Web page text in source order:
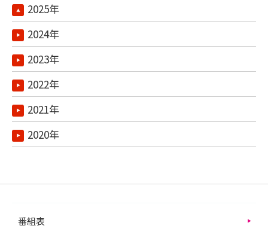
2025年
2024年
2023年
2022年
2021年
2020年
番組表